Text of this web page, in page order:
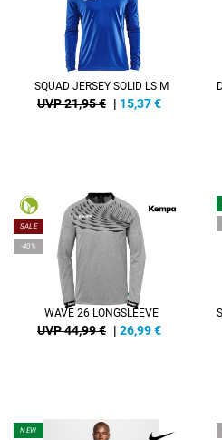
SQUAD JERSEY SOLID LS M
UVP 21,95 € | 15,37€
SALE
-40%
WAVE 26 LONGSLEEVE
UVP 44,99 € | 26,99€
NEW